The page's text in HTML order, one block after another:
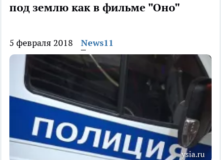
под землю как в фильме "Оно"
5 февраля 2018 News11
ysia.ru